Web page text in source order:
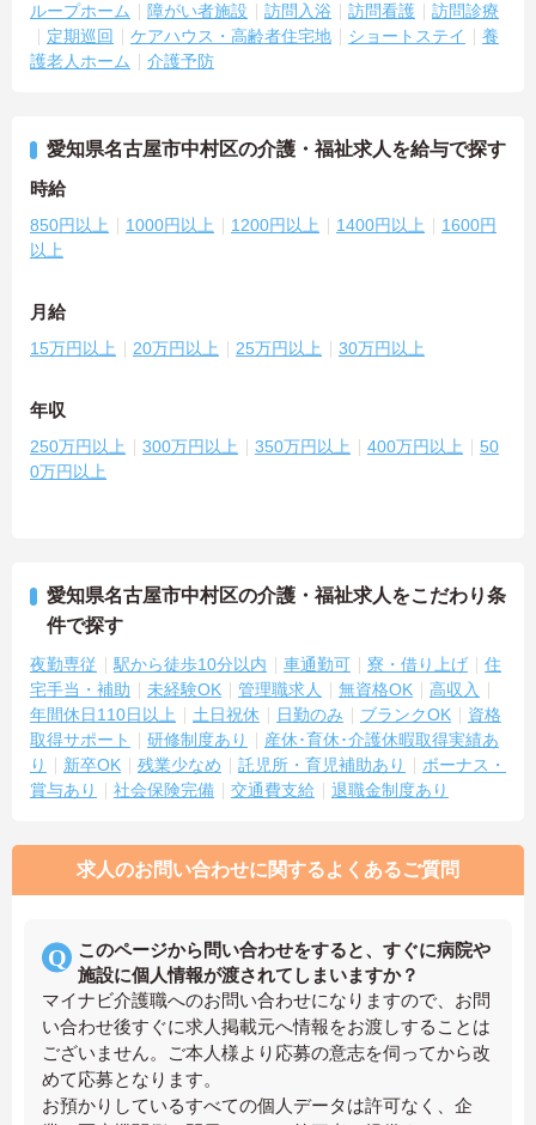
ループホーム
障がい者施設 訪問入浴 訪問看護
訪問診療
定期巡回
ケアハウス・高齢者住宅地 ショートステイ
養
護老人ホーム
介護予防
愛知県名古屋市中村区の介護・福祉求人を給与で探す
時給
850円以上 1000円以上 1200円以上 1400円以上
1600円
以上
月給
15万円以上 20万円以上 25万円以上 30万円以上
年収
250万円以上 300万円以上 350万円以上 400万円以上
50
0万円以上
愛知県名古屋市中村区の介護・福祉求人をこだわり条
件で探す
夜勤専従 駅から徒歩10分以内 車通勤可 寮・借り上げ
住
宅手当・補助
未経験OK 管理職求人 無資格OK
高収入
年間休日110日以上
土日祝休 日勤のみ ブランクOK
資格
取得サポート
研修制度あり
産休･育休･介護休暇取得実績あ
り
新卒OK 残業少なめ 託児所・育児補助あり
ボーナス・
賞与あり
社会保険完備 交通費支給 退職金制度あり
求人のお問い合わせに関するよくあるご質問
このページから問い合わせをすると、すぐに病院や
施設に個人情報が渡されてしまいますか？
マイナビ介護職へのお問い合わせになりますので、お問
い合わせ後すぐに求人掲載元へ情報をお渡しすることは
ございません。ご本人様より応募の意志を伺ってから改
めて応募となります。
お預かりしているすべての個人データは許可なく、企